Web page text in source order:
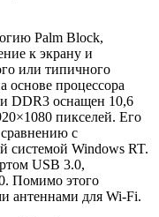
Palm Block,
к экрану и
или типичного
процессора
DDR3 оснащен 10,6
пикселей. Его
с
системой Windows RT.
USB 3.0,
Помимо этого
антеннами для Wi-Fi.